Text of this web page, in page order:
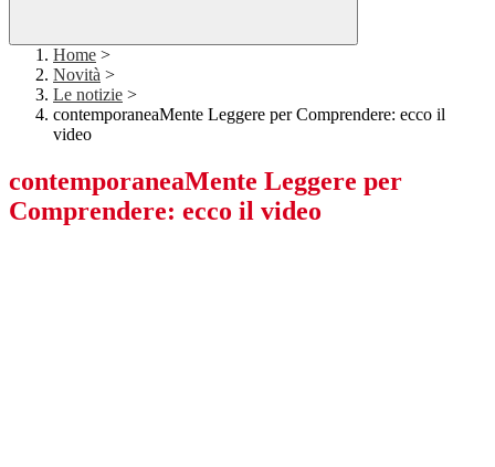
Home >
Novità >
Le notizie >
contemporaneaMente Leggere per Comprendere: ecco il
video
contemporaneaMente Leggere per
Comprendere: ecco il video